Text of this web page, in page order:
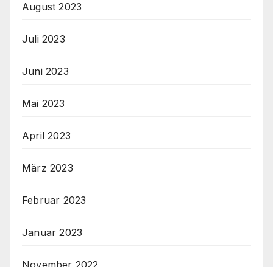
August 2023
Juli 2023
Juni 2023
Mai 2023
April 2023
März 2023
Februar 2023
Januar 2023